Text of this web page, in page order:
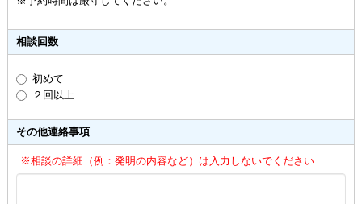
相談回数
初めて
２回以上
その他連絡事項
※相談の詳細（例：発明の内容など）は入力しないでください